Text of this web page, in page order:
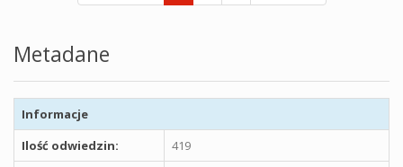
Metadane
Informacje
Ilość odwiedzin:
419